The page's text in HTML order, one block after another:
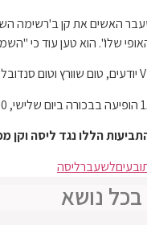
האשים את קן ב'רשימה
שלו". הוא טען עוד כי
הללו נגד ליסה
לשעברליסה
נושא